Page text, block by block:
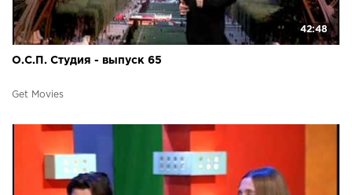
42:48
О.С.П. Студия - выпуск 65
Get Movies